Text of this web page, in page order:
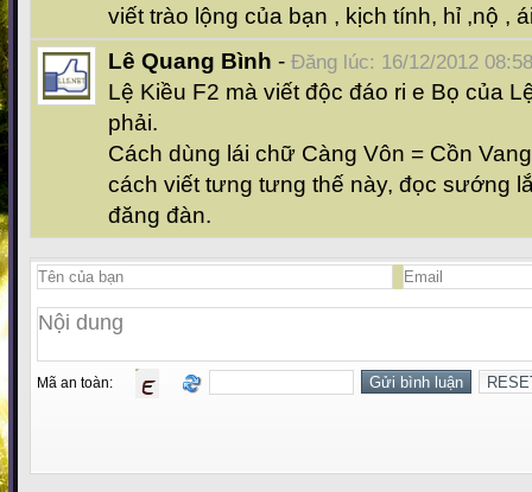
viết trào lộng của bạn , kịch tính, hỉ ,nộ ,
Lê Quang Bình - Đăng lúc: 16/12/2012 08:58
Lệ Kiều F2 mà viết độc đáo ri e Bọ của
phải.
Cách dùng lái chữ Càng Vôn = Cồn
cách viết tưng tưng thế này, đọc sướng
đăng đàn.
Mã an toàn: